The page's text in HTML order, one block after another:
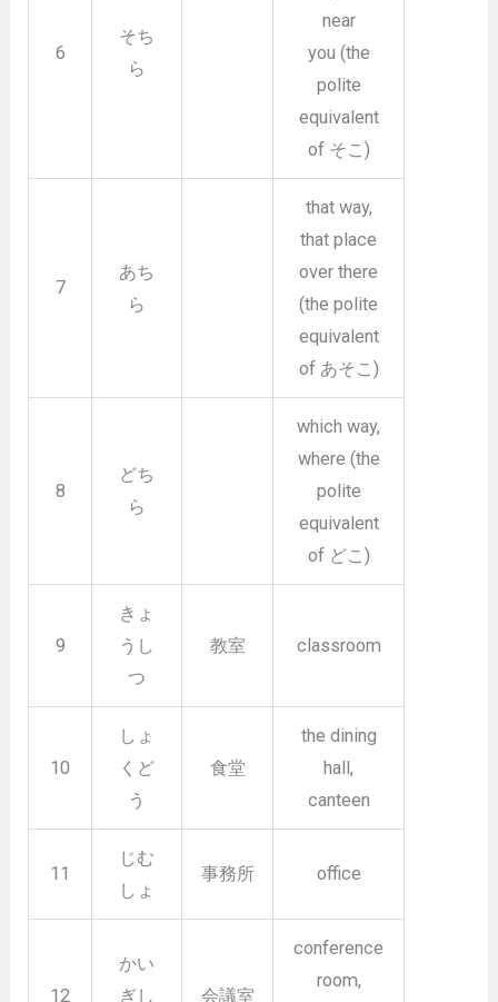
6
そち
ら
near
you (the
polite
equivalent
of そこ)
7
あち
ら
that way,
that place
over there
(the polite
equivalent
of あそこ)
8
どち
ら
which way,
where (the
polite
equivalent
of どこ)
9
きょ
うし
つ
教室 classroom
10
しょ
くど
う
食堂
the dining
hall,
canteen
11
じむ
しょ
事務所 office
12
かい
ぎし
会議室
conference
room,